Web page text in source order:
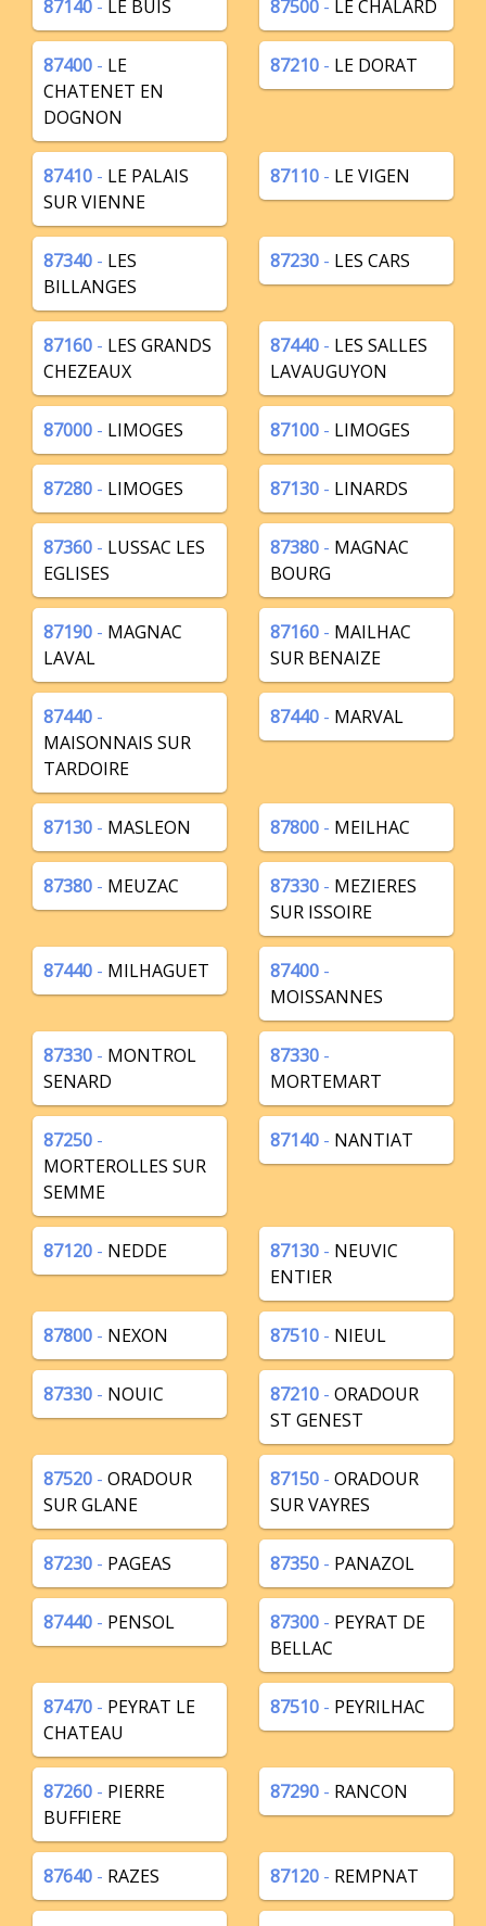
87140 - LE BUIS 87500 - LE CHALARD
87400 - LE
CHATENET EN
DOGNON
87210 - LE DORAT
87410 - LE PALAIS
SUR VIENNE
87110 - LE VIGEN
87340 - LES
BILLANGES
87230 - LES CARS
87160 - LES GRANDS
CHEZEAUX
87440 - LES SALLES
LAVAUGUYON
87000 - LIMOGES 87100 - LIMOGES
87280 - LIMOGES 87130 - LINARDS
87360 - LUSSAC LES
EGLISES
87380 - MAGNAC
BOURG
87190 - MAGNAC
LAVAL
87160 - MAILHAC
SUR BENAIZE
87440 -
MAISONNAIS SUR
TARDOIRE
87440 - MARVAL
87130 - MASLEON 87800 - MEILHAC
87380 - MEUZAC 87330 - MEZIERES
SUR ISSOIRE
87440 - MILHAGUET 87400 -
MOISSANNES
87330 - MONTROL
SENARD
87330 -
MORTEMART
87250 -
MORTEROLLES SUR
SEMME
87140 - NANTIAT
87120 - NEDDE 87130 - NEUVIC
ENTIER
87800 - NEXON 87510 - NIEUL
87330 - NOUIC 87210 - ORADOUR
ST GENEST
87520 - ORADOUR
SUR GLANE
87150 - ORADOUR
SUR VAYRES
87230 - PAGEAS 87350 - PANAZOL
87440 - PENSOL 87300 - PEYRAT DE
BELLAC
87470 - PEYRAT LE
CHATEAU
87510 - PEYRILHAC
87260 - PIERRE
BUFFIERE
87290 - RANCON
87640 - RAZES 87120 - REMPNAT